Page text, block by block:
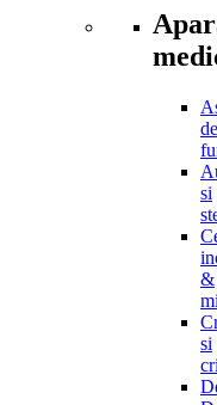
de
si
&
si